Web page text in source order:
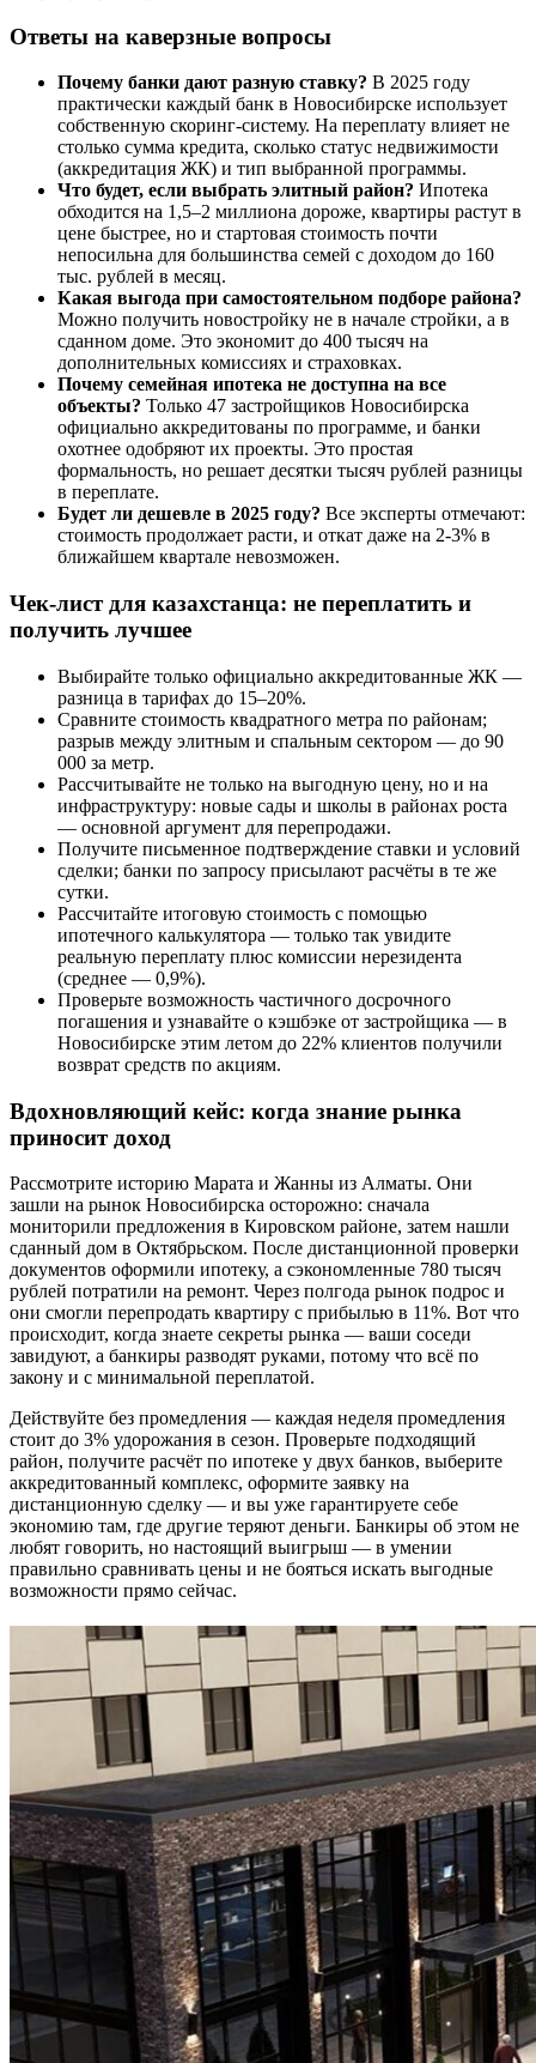
Ответы на каверзные вопросы
Почему банки дают разную ставку? В 2025 году
практически каждый банк в Новосибирске использует
собственную скоринг-систему. На переплату влияет не
столько сумма кредита, сколько статус недвижимости
(аккредитация ЖК) и тип выбранной программы.
Что будет, если выбрать элитный район? Ипотека
обходится на 1,5–2 миллиона дороже, квартиры растут в
цене быстрее, но и стартовая стоимость почти
непосильна для большинства семей с доходом до 160
тыс. рублей в месяц.
Какая выгода при самостоятельном подборе района?
Можно получить новостройку не в начале стройки, а в
сданном доме. Это экономит до 400 тысяч на
дополнительных комиссиях и страховках.
Почему семейная ипотека не доступна на все
объекты? Только 47 застройщиков Новосибирска
официально аккредитованы по программе, и банки
охотнее одобряют их проекты. Это простая
формальность, но решает десятки тысяч рублей разницы
в переплате.
Будет ли дешевле в 2025 году? Все эксперты отмечают:
стоимость продолжает расти, и откат даже на 2-3% в
ближайшем квартале невозможен.
Чек-лист для казахстанца: не переплатить и
получить лучшее
Выбирайте только официально аккредитованные ЖК —
разница в тарифах до 15–20%.
Сравните стоимость квадратного метра по районам;
разрыв между элитным и спальным сектором — до 90
000 за метр.
Рассчитывайте не только на выгодную цену, но и на
инфраструктуру: новые сады и школы в районах роста
— основной аргумент для перепродажи.
Получите письменное подтверждение ставки и условий
сделки; банки по запросу присылают расчёты в те же
сутки.
Рассчитайте итоговую стоимость с помощью
ипотечного калькулятора — только так увидите
реальную переплату плюс комиссии нерезидента
(среднее — 0,9%).
Проверьте возможность частичного досрочного
погашения и узнавайте о кэшбэке от застройщика — в
Новосибирске этим летом до 22% клиентов получили
возврат средств по акциям.
Вдохновляющий кейс: когда знание рынка
приносит доход
Рассмотрите историю Марата и Жанны из Алматы. Они
зашли на рынок Новосибирска осторожно: сначала
мониторили предложения в Кировском районе, затем нашли
сданный дом в Октябрьском. После дистанционной проверки
документов оформили ипотеку, а сэкономленные 780 тысяч
рублей потратили на ремонт. Через полгода рынок подрос и
они смогли перепродать квартиру с прибылью в 11%. Вот что
происходит, когда знаете секреты рынка — ваши соседи
завидуют, а банкиры разводят руками, потому что всё по
закону и с минимальной переплатой.
Действуйте без промедления — каждая неделя промедления
стоит до 3% удорожания в сезон. Проверьте подходящий
район, получите расчёт по ипотеке у двух банков, выберите
аккредитованный комплекс, оформите заявку на
дистанционную сделку — и вы уже гарантируете себе
экономию там, где другие теряют деньги. Банкиры об этом не
любят говорить, но настоящий выигрыш — в умении
правильно сравнивать цены и не бояться искать выгодные
возможности прямо сейчас.